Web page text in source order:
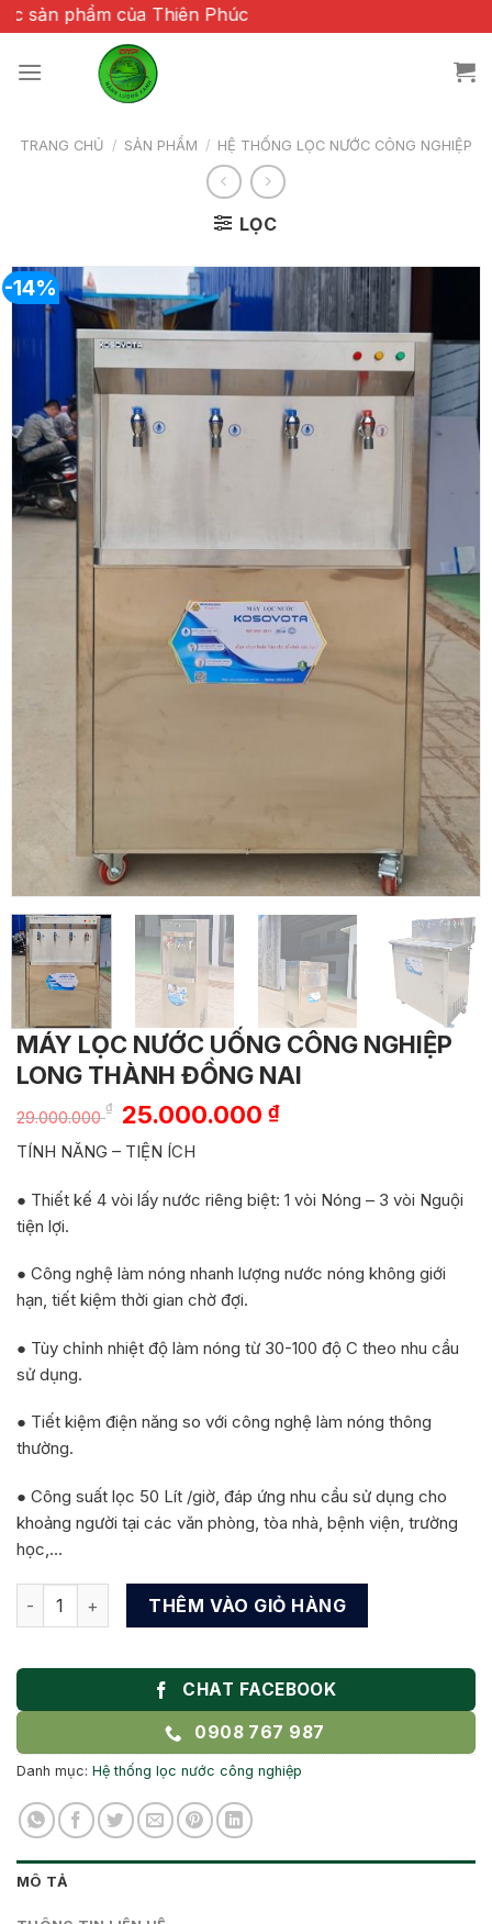
Chuyển
đến
nội
của Thiên Phúc
TRANG CHỦ / SẢN PHẨM / HỆ THỐNG LỌC NƯỚC CÔNG NGHIỆP
LỌC
-14%
MÁY LỌC NƯỚC UỐNG CÔNG NGHIỆP
LONG THÀNH ĐỒNG NAI
29.000.000
₫
Giá
gốc
là:
29.000.000 ₫.
25.000.000₫Giá
là:
25.000.000 ₫.
TÍNH NĂNG – TIỆN ÍCH
● Thiết kế 4 vòi lấy nước riêng biệt: 1 vòi Nóng – 3 vòi Nguội
tiện lợi.
● Công nghệ làm nóng nhanh lượng nước nóng không giới
hạn, tiết kiệm thời gian chờ đợi.
● Tùy chỉnh nhiệt độ làm nóng từ 30-100 độ C theo nhu cầu
sử dụng.
● Tiết kiệm điện năng so với công nghệ làm nóng thông
thường.
● Công suất lọc 50 Lít /giờ, đáp ứng nhu cầu sử dụng cho
khoảng người tại các văn phòng, tòa nhà, bệnh viện, trường
học,…
MÁY LỌC NƯỚC UỐNG CÔNG NGHIỆP LONG THÀNH ĐỒNG
THÊM VÀO GIỎ HÀNG
CHAT FACEBOOK
0908 767 987
Danh mục: Hệ thống lọc nước công nghiệp
MÔ TẢ